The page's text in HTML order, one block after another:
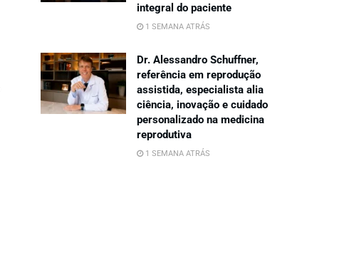
integral do paciente
1 SEMANA ATRÁS
Dr. Alessandro Schuffner,
referência em reprodução
assistida, especialista alia
ciência, inovação e cuidado
personalizado na medicina
reprodutiva
1 SEMANA ATRÁS